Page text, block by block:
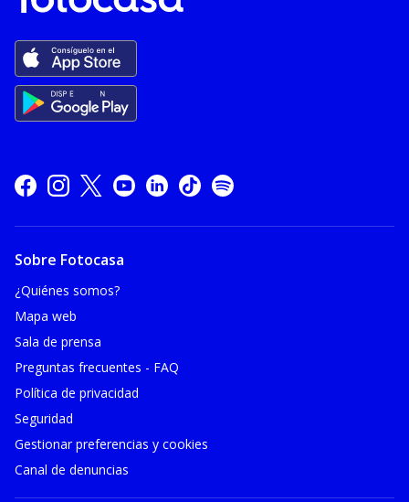
Sobre Fotocasa
¿Quiénes somos?
Mapa web
Sala de prensa
Preguntas frecuentes - FAQ
Política de privacidad
Seguridad
Gestionar preferencias y cookies
Canal de denuncias